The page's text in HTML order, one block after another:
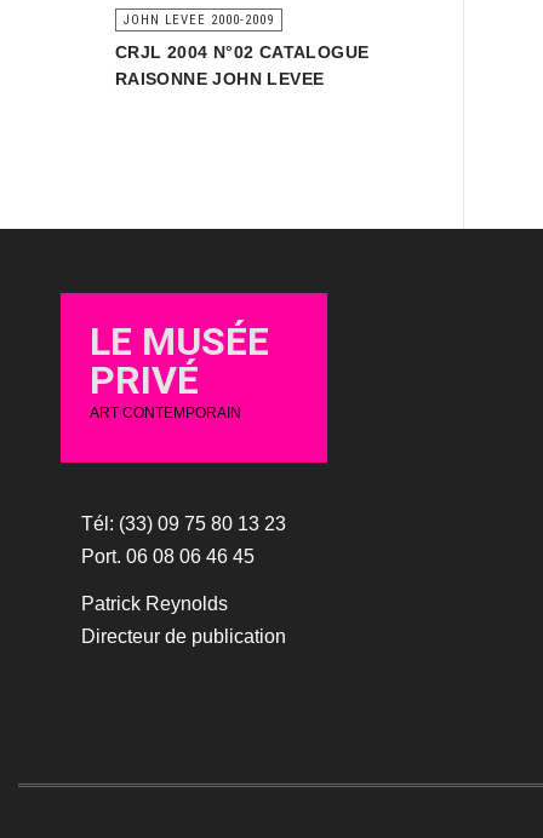
JOHN LEVEE 2000-2009
CRJL 2004 N°02 CATALOGUE
RAISONNE JOHN LEVEE
LE MUSÉE
PRIVÉ
ART CONTEMPORAIN
Tél: (33) 09 75 80 13 23
Port. 06 08 06 46 45
Patrick Reynolds
Directeur de publication